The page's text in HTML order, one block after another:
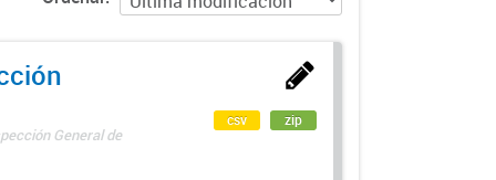
General de
csv zip